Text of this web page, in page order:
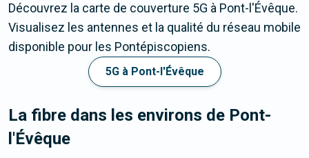
Découvrez la carte de couverture 5G à Pont-l'Évêque.
Visualisez les antennes et la qualité du réseau mobile
disponible pour les Pontépiscopiens.
5G à Pont-l'Évêque
La fibre dans les environs de Pont-
l'Évêque